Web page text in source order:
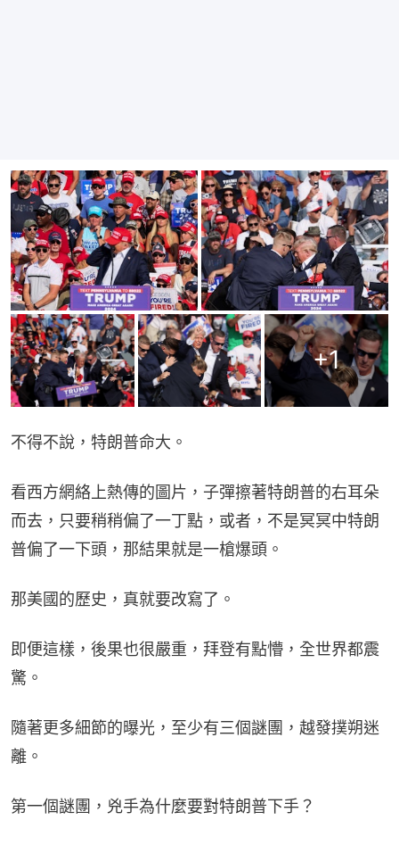
+1
不得不說，特朗普命大。
看西方網絡上熱傳的圖片，子彈擦著特朗普的右耳朵
而去，只要稍稍偏了一丁點，或者，不是冥冥中特朗
普偏了一下頭，那結果就是一槍爆頭。
那美國的歷史，真就要改寫了。
即便這樣，後果也很嚴重，拜登有點懵，全世界都震
驚。
隨著更多細節的曝光，至少有三個謎團，越發撲朔迷
離。
第一個謎團，兇手為什麼要對特朗普下手？